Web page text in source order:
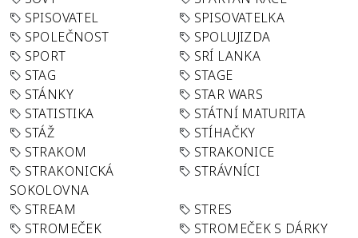
SPISOVATEL
SPISOVATELKA
SPOLEČNOST
SPOLUJIZDA
SPORT
SRÍ LANKA
STAG
STAGE
STÁNKY
STAR WARS
STATISTIKA
STÁTNÍ MATURITA
STÁŽ
STÍHAČKY
STRAKOM
STRAKONICE
STRAKONICKÁ
SOKOLOVNA
STRÁVNÍCI
STREAM
STRES
STROMEČEK
STROMEČEK S DÁRKY